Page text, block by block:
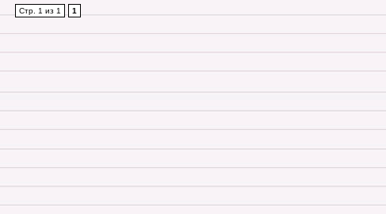
Стр. 1 из 1 1